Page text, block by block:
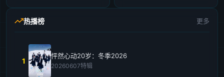
热播榜 更多
1
怦然心动20岁：冬季2026
20260607特辑